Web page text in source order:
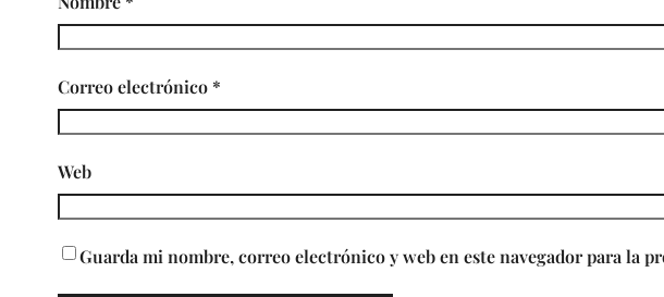
Correo electrónico *
Web
Guarda mi nombre, correo electrónico y web en este navegador para la